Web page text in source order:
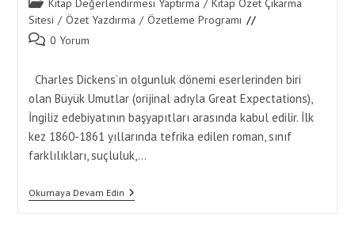
category:
Kitap Değerlendirmesi Yaptırma / Kitap Özet Çıkarma
Sitesi / Özet Yazdırma / Özetleme Programı
Post 0 Yorum
Charles Dickens’ın olgunluk dönemi eserlerinden biri
olan Büyük Umutlar (orijinal adıyla Great Expectations),
İngiliz edebiyatının başyapıtları arasında kabul edilir. İlk
kez 1860-1861 yıllarında tefrika edilen roman, sınıf
farklılıkları, suçluluk,…
Okumaya Devam EdinCharles